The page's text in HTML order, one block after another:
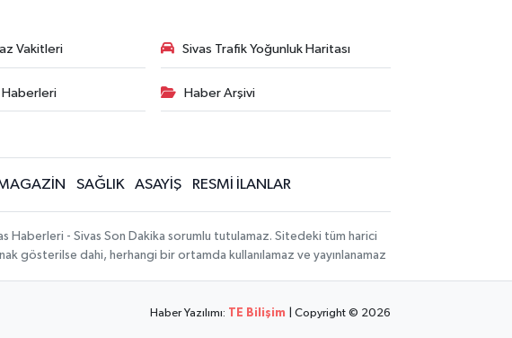
Vakitleri Sivas Trafik Yoğunluk Haritası
Haberleri Haber Arşivi
SAĞLIK ASAYİŞ RESMİ İLANLAR
Haberleri - Sivas Son Dakika sorumlu tutulamaz. Sitedeki tüm harici
gösterilse dahi, herhangi bir ortamda kullanılamaz ve yayınlanamaz
Haber Yazılımı: TE Bilişim | Copyright © 2026